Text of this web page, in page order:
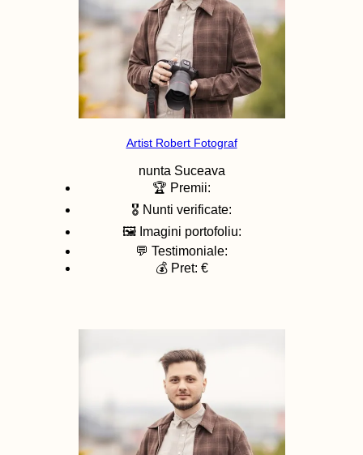
Artist Robert Fotograf
nunta Suceava
🏆 Premii:
🎖️ Nunti verificate:
🖼️ Imagini portofoliu:
💬 Testimoniale:
💰 Pret: €